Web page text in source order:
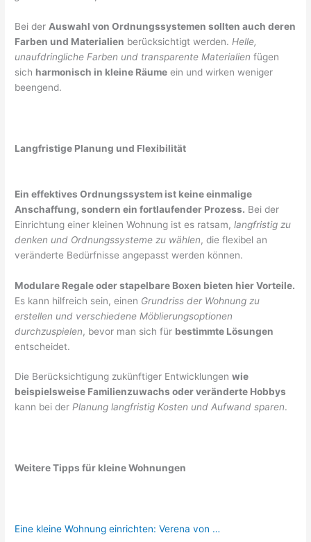
Bei der Auswahl von Ordnungssystemen sollten auch deren
Farben und Materialien berücksichtigt werden. Helle,
unaufdringliche Farben und transparente Materialien fügen
sich harmonisch in kleine Räume ein und wirken weniger
beengend.
Langfristige Planung und Flexibilität
Ein effektives Ordnungssystem ist keine einmalige
Anschaffung, sondern ein fortlaufender Prozess. Bei der
Einrichtung einer kleinen Wohnung ist es ratsam,langfristig zu
denken und Ordnungssysteme zu wählen, die flexibel an
veränderte Bedürfnisse angepasst werden können.
Modulare Regale oder stapelbare Boxen bieten hier Vorteile.
Es kann hilfreich sein, einen Grundriss der Wohnung zu
erstellen und verschiedene Möblierungsoptionen
durchzuspielen, bevor man sich für bestimmte Lösungen
entscheidet.
Die Berücksichtigung zukünftiger Entwicklungenwie
beispielsweise Familienzuwachs oder veränderte Hobbys
kann bei derPlanung langfristig Kosten und Aufwand sparen.
Weitere Tipps für kleine Wohnungen
Eine kleine Wohnung einrichten: Verena von …